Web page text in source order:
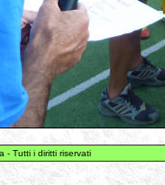
- Tutti i diritti riservati